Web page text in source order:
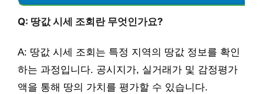
Q: 땅값 시세 조회란 무엇인가요?
A: 땅값 시세 조회는 특정 지역의 땅값 정보를 확인
하는 과정입니다. 공시지가, 실거래가 및 감정평가
액을 통해 땅의 가치를 평가할 수 있습니다.